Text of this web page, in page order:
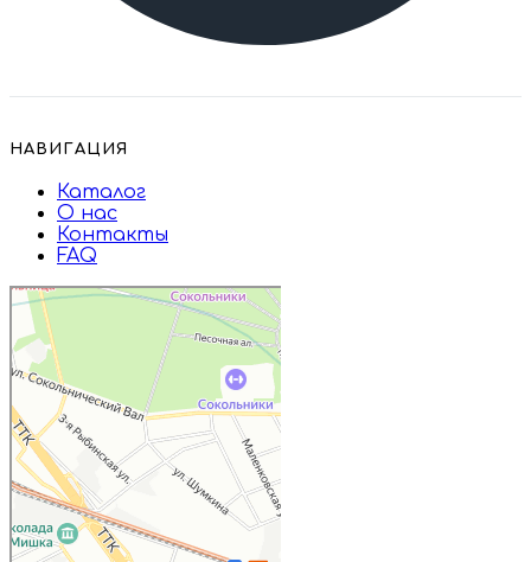
НАВИГАЦИЯ
Каталог
О нас
Контакты
FAQ
Дружба
Пищевые ингредиенты и специи в
Москве
Магазин подарков и сувениров в
Москве